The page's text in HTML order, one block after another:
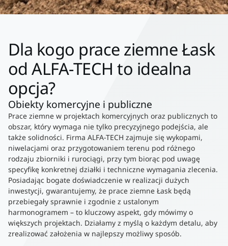
Dla kogo prace ziemne Łask
od ALFA-TECH to idealna
opcja?
Obiekty komercyjne i publiczne
Prace ziemne w projektach komercyjnych oraz publicznych to
obszar, który wymaga nie tylko precyzyjnego podejścia, ale
także solidności. Firma ALFA-TECH zajmuje się wykopami,
niwelacjami oraz przygotowaniem terenu pod różnego
rodzaju zbiorniki i rurociągi, przy tym biorąc pod uwagę
specyfikę konkretnej działki i techniczne wymagania zlecenia.
Posiadając bogate doświadczenie w realizacji dużych
inwestycji, gwarantujemy, że prace ziemne Łask będą
przebiegały sprawnie i zgodnie z ustalonym
harmonogramem – to kluczowy aspekt, gdy mówimy o
większych projektach. Działamy z myślą o każdym detalu, aby
zrealizować założenia w najlepszy możliwy sposób.